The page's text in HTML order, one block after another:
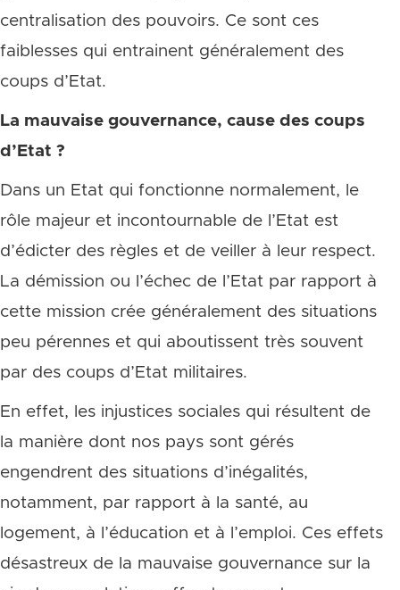
centralisation des pouvoirs. Ce sont ces
faiblesses qui entrainent généralement des
coups d’Etat.
La mauvaise gouvernance, cause des coups
d’Etat ?
Dans un Etat qui fonctionne normalement, le
rôle majeur et incontournable de l’Etat est
d’édicter des règles et de veiller à leur respect.
La démission ou l’échec de l’Etat par rapport à
cette mission crée généralement des situations
peu pérennes et qui aboutissent très souvent
par des coups d’Etat militaires.
En effet, les injustices sociales qui résultent de
la manière dont nos pays sont gérés
engendrent des situations d’inégalités,
notamment, par rapport à la santé, au
logement, à l’éducation et à l’emploi. Ces effets
désastreux de la mauvaise gouvernance sur la